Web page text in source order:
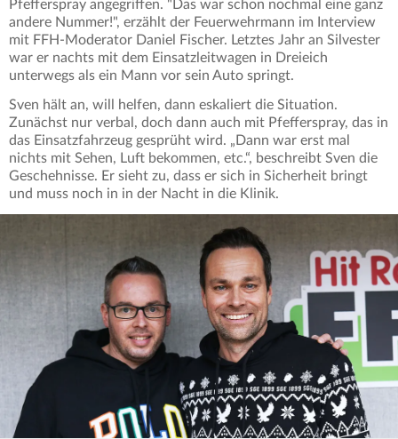
Pfefferspray angegriffen. "Das war schon nochmal eine ganz
andere Nummer!", erzählt der Feuerwehrmann im Interview
mit FFH-Moderator Daniel Fischer. Letztes Jahr an Silvester
war er nachts mit dem Einsatzleitwagen in Dreieich
unterwegs als ein Mann vor sein Auto springt.
Sven hält an, will helfen, dann eskaliert die Situation.
Zunächst nur verbal, doch dann auch mit Pfefferspray, das in
das Einsatzfahrzeug gesprüht wird. „Dann war erst mal
nichts mit Sehen, Luft bekommen, etc.“, beschreibt Sven die
Geschehnisse. Er sieht zu, dass er sich in Sicherheit bringt
und muss noch in in der Nacht in die Klinik.